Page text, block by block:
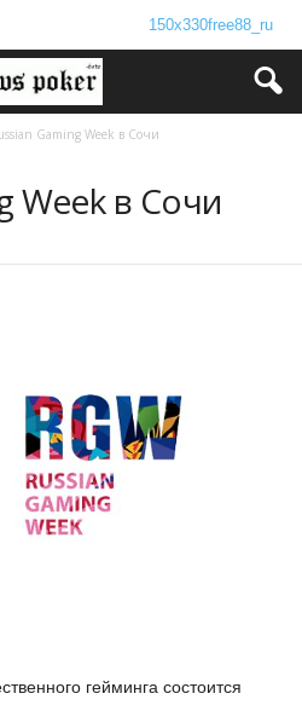
Gaming Week в Сочи
Week в Сочи
гейминга состоится